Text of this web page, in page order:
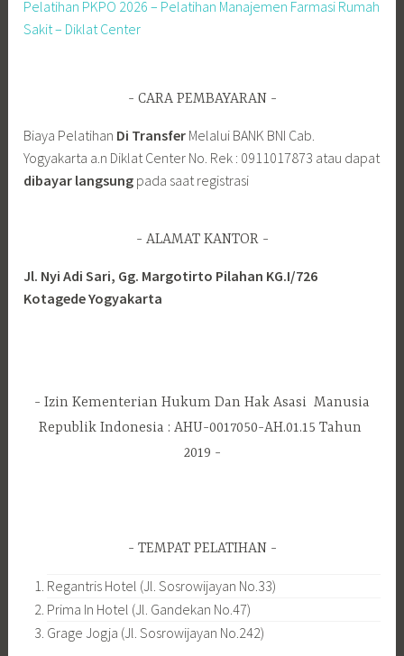
Pelatihan PKPO 2026 – Pelatihan Manajemen Farmasi Rumah
Sakit – Diklat Center
CARA PEMBAYARAN
Biaya Pelatihan Di Transfer Melalui BANK BNI Cab.
Yogyakarta a.n Diklat Center No. Rek : 0911017873 atau dapat
dibayar langsung pada saat registrasi
ALAMAT KANTOR
Jl. Nyi Adi Sari, Gg. Margotirto Pilahan KG.I/726
Kotagede Yogyakarta
Izin Kementerian Hukum Dan Hak Asasi Manusia
Republik Indonesia : AHU-0017050-AH.01.15 Tahun
2019
TEMPAT PELATIHAN
Regantris Hotel (Jl. Sosrowijayan No.33)
Prima In Hotel (Jl. Gandekan No.47)
Grage Jogja (Jl. Sosrowijayan No.242)